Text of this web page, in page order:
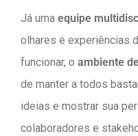
Já uma equipe
olhares e experiências
funcionar, o ambiente
de manter a todos
ideias e mostrar sua
colaboradores e